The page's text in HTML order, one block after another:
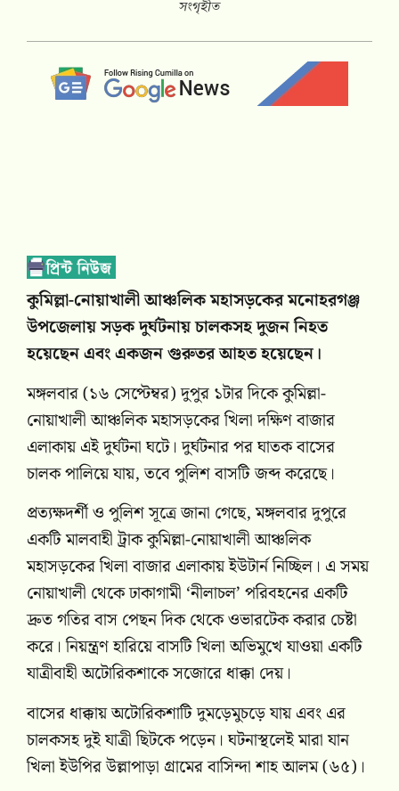
সংগৃহীত
কুমিল্লা-নোয়াখালী আঞ্চলিক মহাসড়কের মনোহরগঞ্জ
উপজেলায় সড়ক দুর্ঘটনায় চালকসহ দুজন নিহত
হয়েছেন এবং একজন গুরুতর আহত হয়েছেন।
মঙ্গলবার (১৬ সেপ্টেম্বর) দুপুর ১টার দিকে কুমিল্লা-
নোয়াখালী আঞ্চলিক মহাসড়কের খিলা দক্ষিণ বাজার
এলাকায় এই দুর্ঘটনা ঘটে। দুর্ঘটনার পর ঘাতক বাসের
চালক পালিয়ে যায়, তবে পুলিশ বাসটি জব্দ করেছে।
প্রত্যক্ষদর্শী ও পুলিশ সূত্রে জানা গেছে, মঙ্গলবার দুপুরে
একটি মালবাহী ট্রাক কুমিল্লা-নোয়াখালী আঞ্চলিক
মহাসড়কের খিলা বাজার এলাকায় ইউটার্ন নিচ্ছিল। এ সময়
নোয়াখালী থেকে ঢাকাগামী ‘নীলাচল’ পরিবহনের একটি
দ্রুত গতির বাস পেছন দিক থেকে ওভারটেক করার চেষ্টা
করে। নিয়ন্ত্রণ হারিয়ে বাসটি খিলা অভিমুখে যাওয়া একটি
যাত্রীবাহী অটোরিকশাকে সজোরে ধাক্কা দেয়।
বাসের ধাক্কায় অটোরিকশাটি দুমড়েমুচড়ে যায় এবং এর
চালকসহ দুই যাত্রী ছিটকে পড়েন। ঘটনাস্থলেই মারা যান
খিলা ইউপির উল্লাপাড়া গ্রামের বাসিন্দা শাহ আলম (৬৫)।